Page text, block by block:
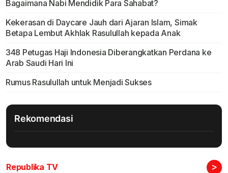
Bagaimana Nabi Mendidik Para Sahabat?
Kekerasan di Daycare Jauh dari Ajaran Islam, Simak
Betapa Lembut Akhlak Rasulullah kepada Anak
348 Petugas Haji Indonesia Diberangkatkan Perdana ke
Arab Saudi Hari Ini
Rumus Rasulullah untuk Menjadi Sukses
Rekomendasi
Republika TV >